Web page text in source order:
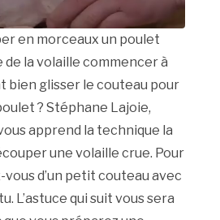
en morceaux un poulet
de la volaille commencer à
bien glisser le couteau pour
? Stéphane Lajoie,
apprend la technique la
une volaille crue. Pour
d’un petit couteau avec
L’astuce qui suit vous sera